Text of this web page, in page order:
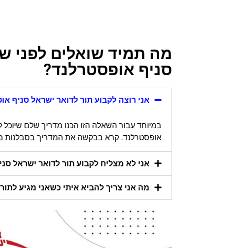
מה תמיד שואלים לפני
סניף אופסטרלנד?
אני רוצה לקבוע תור לדואר ישראל סניף
במיוחד עבור השאלה הזו הכנו מדריך שלם
אופסטרלנד. קרא בבקשה את המדריך בסבלנות
אני לא מצליח לקבוע תור לדואר ישראל
מה אני צריך להביא איתי כשאני מגיע